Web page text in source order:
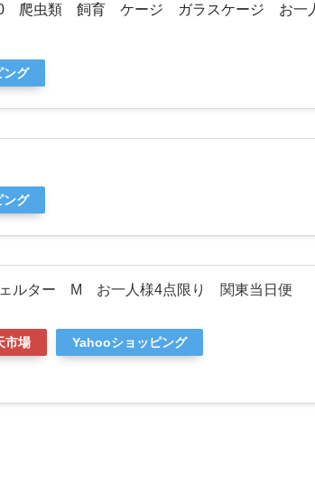
爬虫類 飼育 ケージ ガラスケージ お一
ング
ング
ルター M お一人様4点限り 関東当日便
市場 Yahooショッピング